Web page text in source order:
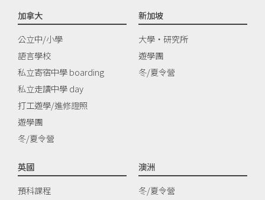
加拿大
公立中/小學
語言學校
私立寄宿中學 boarding
私立走讀中學 day
打工遊學/進修證照
遊學團
冬/夏令營
新加坡
大學‧研究所
遊學團
冬/夏令營
英國
預科課程
澳洲
冬/夏令營